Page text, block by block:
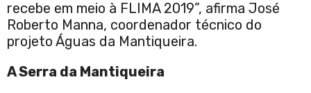
recebe em meio à FLIMA 2019”, afirma José
Roberto Manna, coordenador técnico do
projeto Águas da Mantiqueira.
A Serra da Mantiqueira